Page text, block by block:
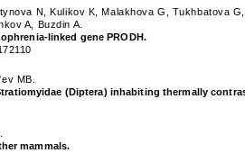
N, Kulikov K, Malakhova G, Tukhbatova
A, Buzdin A.
linked gene PRODH.
MB.
(Diptera) inhabiting thermally
mammals.
является публичной
товара.